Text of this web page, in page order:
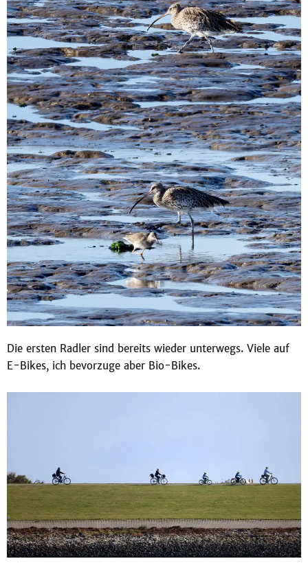
Die ersten Radler sind bereits wieder unterwegs. Viele auf
E-Bikes, ich bevorzuge aber Bio-Bikes.